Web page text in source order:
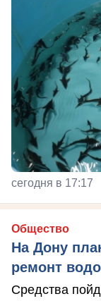
сегодня в 17:17
Общество
На Дону
ремонт
Средства